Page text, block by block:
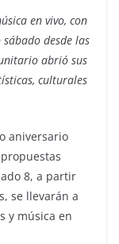
en vivo, con
desde las
abrió sus
culturales
aniversario
8, a partir
se llevarán a
y música en